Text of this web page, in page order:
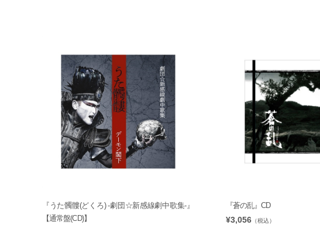
『うた髑髏(どくろ) -劇団☆新感線劇中歌集-』
【通常盤(CD)】
『蒼の乱』CD
¥3,056（税込）